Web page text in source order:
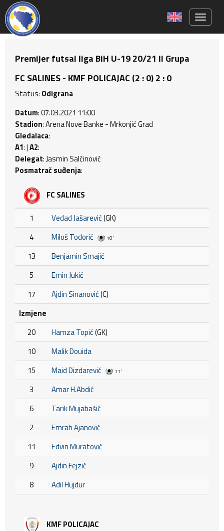
Premijer futsal liga BiH U-19 20/21 II Grupa
FC SALINES - KMF POLICAJAC (2 : 0) 2 : 0
Status: Odigrana
Datum: 07.03.2021 11:00
Stadion: Arena Nove Banke - Mrkonjić Grad
Gledalaca:
A1: |A2:
Delegat: Jasmin Salčinović
Posmatrač suđenja:
FC SALINES
1 Vedad Jašarević(GK)
4
Miloš Todorić 10'
13
Benjamin Smajić
5
Emin Jukić
17
Ajdin Sinanović(C)
Izmjene
20
Hamza Topić(GK)
10
Malik Douida
15
Maid Dizdarević 11'
3
Amar H.Abdić
6
Tarik Mujabašić
2
Emrah Ajanović
11
Edvin Muratović
9
Ajdin Fejzić
8
Adil Hujdur
KMF POLICAJAC